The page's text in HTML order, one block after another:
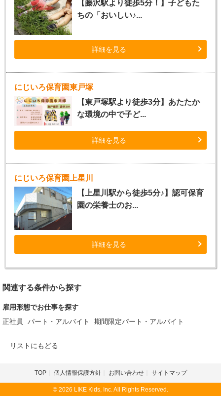
【藤沢駅より徒歩5分！】子どもた
ちの「おいしい♪...
詳細を見る
にじいろ保育園東戸塚
【東戸塚駅より徒歩3分】あたたか
な環境の中で子ど...
詳細を見る
にじいろ保育園上星川
【上星川駅から徒歩5分♪】認可保育
園の栄養士のお...
詳細を見る
関連する条件から探す
雇用形態でお仕事を探す
正社員
パート・アルバイト 期間限定パート・アルバイト
リストにもどる
TOP 個人情報保護方針 お問い合わせ サイトマップ
© 2026 LIKE Kids, Inc. All Rights Reserved.